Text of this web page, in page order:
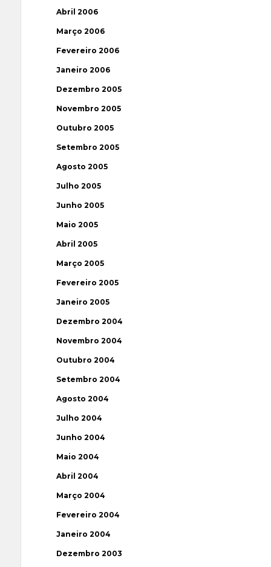
Abril 2006
Março 2006
Fevereiro 2006
Janeiro 2006
Dezembro 2005
Novembro 2005
Outubro 2005
Setembro 2005
Agosto 2005
Julho 2005
Junho 2005
Maio 2005
Abril 2005
Março 2005
Fevereiro 2005
Janeiro 2005
Dezembro 2004
Novembro 2004
Outubro 2004
Setembro 2004
Agosto 2004
Julho 2004
Junho 2004
Maio 2004
Abril 2004
Março 2004
Fevereiro 2004
Janeiro 2004
Dezembro 2003